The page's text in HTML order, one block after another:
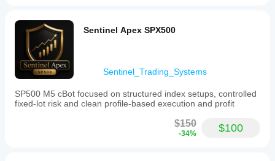
- Peso: 0,1-1,0 (importanza del filtro)
- ÈObbligatorio: Filtri che devono essere superati
- Punteggio minimo richiesto: Soglia definita dall'utente
(es. 0,7 o 70%)
Punteggio totale = (Somma dei pesi dei filtri superati) /
Sentinel Apex SPX500
Sentinel_Trading_Systems
SP500 M5 cBot focused on structured index setups, controlled
fixed-lot risk and clean profile-based execution and profit
$150
-34% $100